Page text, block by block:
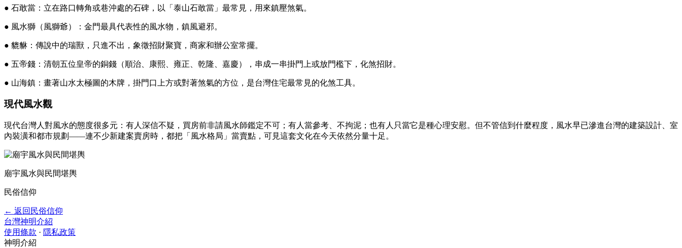
● 石敢當：立在路口轉角或巷沖處的石碑，以「泰山石敢當」最常見，用來鎮壓煞氣。
● 風水獅（風獅爺）：金門最具代表性的風水物，鎮風避邪。
● 貔貅：傳說中的瑞獸，只進不出，象徵招財聚寶，商家和辦公室常擺。
● 五帝錢：清朝五位皇帝的銅錢（順治、康熙、雍正、乾隆、嘉慶），串成一串掛門上或放門檻下，化煞招財。
● 山海鎮：畫著山水太極圖的木牌，掛門口上方或對著煞氣的方位，是台灣住宅最常見的化煞工具。
現代風水觀
現代台灣人對風水的態度很多元：有人深信不疑，買房前非請風水師鑑定不可；有人當參考、不拘泥；也有人只當它是種心理安慰。但不管信到什麼程度，風水早已滲進台灣的建築設計、室
內裝潢和都市規劃——連不少新建案賣房時，都把「風水格局」當賣點，可見這套文化在今天依然分量十足。
廟宇風水與民間堪輿
民俗信仰
← 返回民俗信仰
台灣神明介紹
使用條款 · 隱私政策
神明介紹